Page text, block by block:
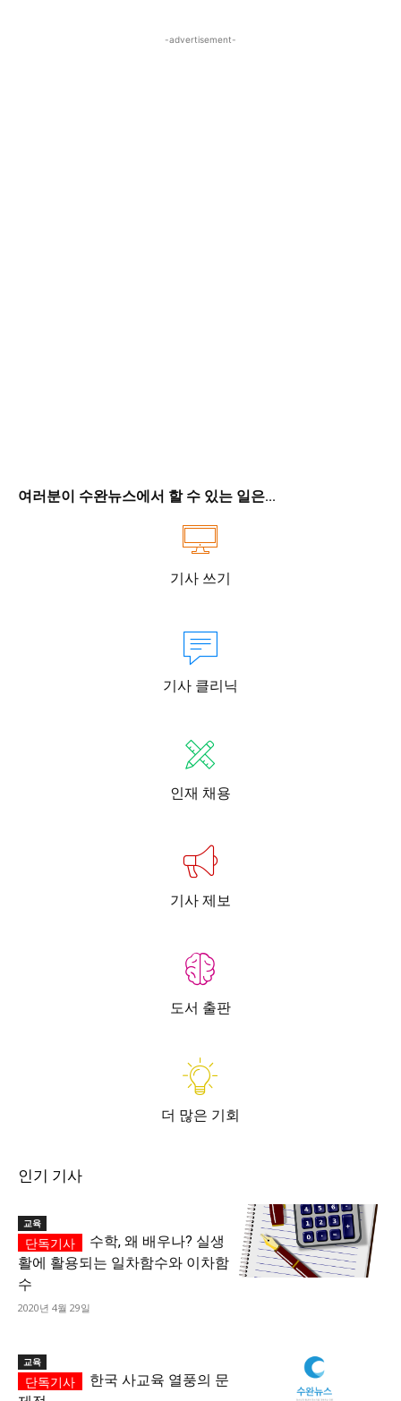
-advertisement-
여러분이 수완뉴스에서 할 수 있는 일은...
기사 쓰기
기사 클리닉
인재 채용
기사 제보
도서 출판
더 많은 기회
인기 기사
교육
수학, 왜 배우나? 실생
활에 활용되는 일차함수와 이차함
수
2020년 4월 29일
교육
한국 사교육 열풍의 문